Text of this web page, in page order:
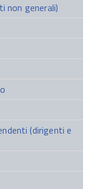
non generali)
(dirigenti e